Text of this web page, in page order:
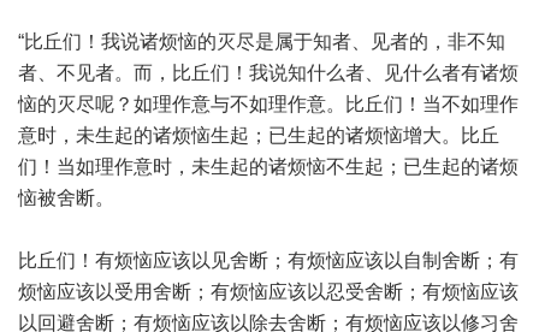
“比丘们！我说诸烦恼的灭尽是属于知者、见者的，非不知
者、不见者。而，比丘们！我说知什么者、见什么者有诸烦
恼的灭尽呢？如理作意与不如理作意。比丘们！当不如理作
意时，未生起的诸烦恼生起；已生起的诸烦恼增大。比丘
们！当如理作意时，未生起的诸烦恼不生起；已生起的诸烦
恼被舍断。
比丘们！有烦恼应该以见舍断；有烦恼应该以自制舍断；有
烦恼应该以受用舍断；有烦恼应该以忍受舍断；有烦恼应该
以回避舍断；有烦恼应该以除去舍断；有烦恼应该以修习舍